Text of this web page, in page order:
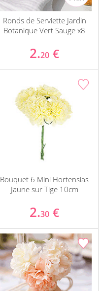
Ronds de Serviette Jardin
Botanique Vert Sauge x8
2.20 €
Bouquet 6 Mini Hortensias
Jaune sur Tige 10cm
2.30 €